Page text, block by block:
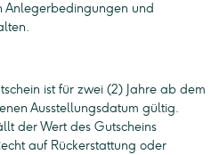
und
ist für zwei (2) Jahre ab dem
Ausstellungsdatum gültig.
der Wert des Gutscheins
auf Rückerstattung oder